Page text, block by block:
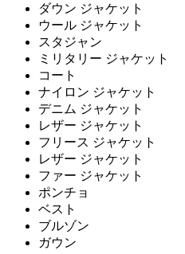
ダウン ジャケット
ウール ジャケット
スタジャン
ミリタリー ジャケット
コート
ナイロン ジャケット
デニム ジャケット
レザー ジャケット
フリース ジャケット
レザー ジャケット
ファー ジャケット
ポンチョ
ベスト
ブルゾン
ガウン